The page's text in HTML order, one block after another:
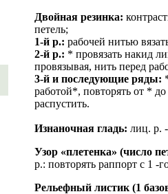
Двойная резинка:
петель;
1-й р.: рабочей нитью
2-й р.: * провязать накид
провязывая, нить перед
3-й и последующие ряды:
работой*, повторять от *
распустить.
Изнаночная гладь: лиц. р.
Узор «плетенка» (число
р.: повторять раппорт с 1 -
Рельефный листик (1